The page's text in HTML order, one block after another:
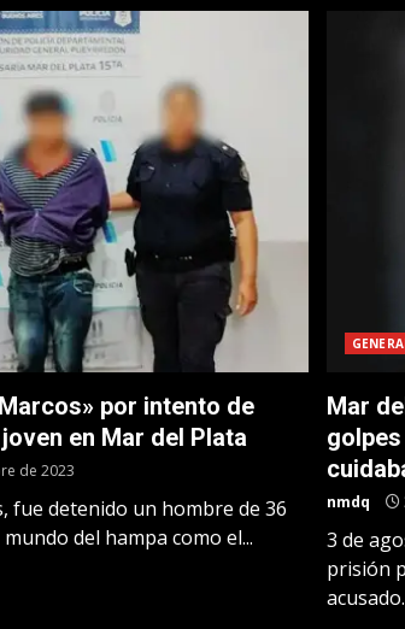
por intento de
en Mar del Plata
de 2023
fue detenido un hombre de 36
del hampa como el...
Mar
nmdq
3 de
prisión